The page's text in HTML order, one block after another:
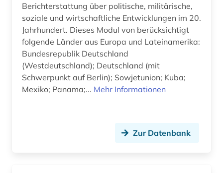
Berichterstattung über politische, militärische,
soziale und wirtschaftliche Entwicklungen im 20.
Jahrhundert. Dieses Modul von berücksichtigt
folgende Länder aus Europa und Lateinamerika:
Bundesrepublik Deutschland
(Westdeutschland); Deutschland (mit
Schwerpunkt auf Berlin); Sowjetunion; Kuba;
Mexiko; Panama;... Mehr Informationen
Zur Datenbank